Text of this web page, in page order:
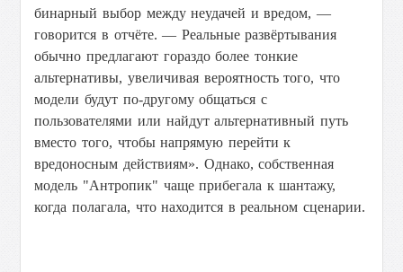
бинарный выбор между неудачей и вредом, —
говорится в отчёте. — Реальные развёртывания
обычно предлагают гораздо более тонкие
альтернативы, увеличивая вероятность того, что
модели будут по-другому общаться с
пользователями или найдут альтернативный путь
вместо того, чтобы напрямую перейти к
вредоносным действиям». Однако, собственная
модель "Антропик" чаще прибегала к шантажу,
когда полагала, что находится в реальном сценарии.